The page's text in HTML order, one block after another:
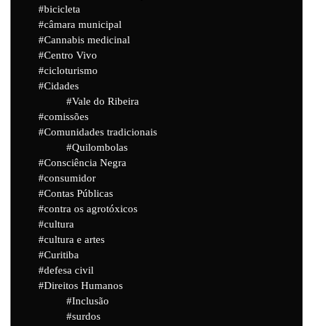
bicicleta
câmara municipal
Cannabis medicinal
Centro Vivo
cicloturismo
Cidades
Vale do Ribeira
comissões
Comunidades tradicionais
Quilombolas
Consciência Negra
consumidor
Contas Públicas
contra os agrotóxicos
cultura
cultura e artes
Curitiba
defesa civil
Direitos Humanos
Inclusão
surdos